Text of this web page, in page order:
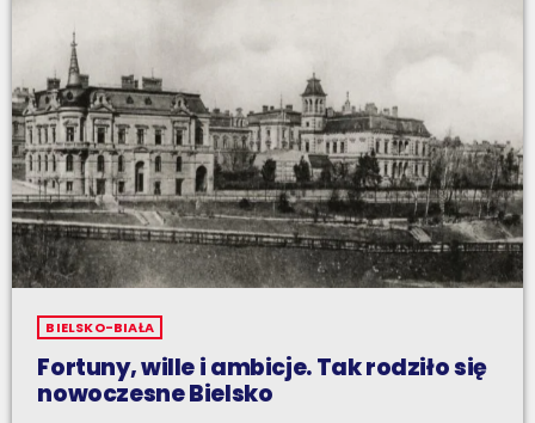
BIELSKO-BIAŁA
Fortuny, wille i ambicje. Tak rodziło się
nowoczesne Bielsko